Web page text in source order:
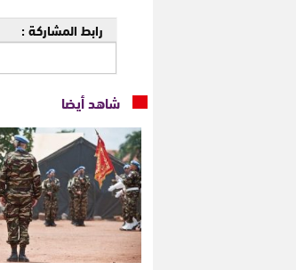
رابط المشاركة :
شاهد أيضا